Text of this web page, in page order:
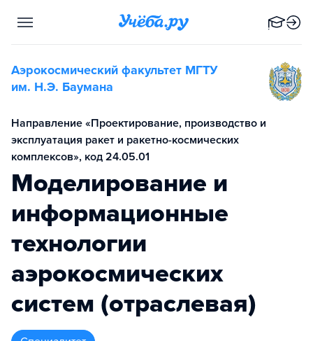
Аэрокосмический факультет МГТУ
им. Н.Э. Баумана
Направление «Проектирование, производство и
эксплуатация ракет и ракетно-космических
комплексов», код 24.05.01
Моделирование и
информационные
технологии
аэрокосмических
систем (отраслевая)